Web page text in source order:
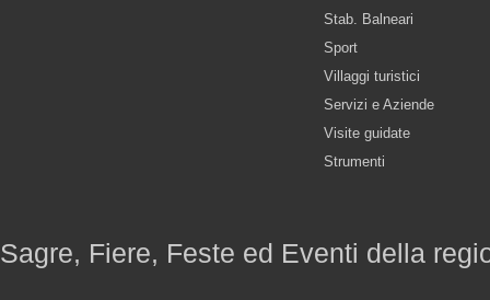
Stab. Balneari
Sport
Villaggi turistici
Servizi e Aziende
Visite guidate
Strumenti
Sagre, Fiere, Feste ed Eventi della